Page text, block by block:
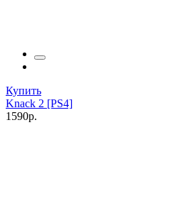
Купить
Knack 2 [PS4]
1590р.